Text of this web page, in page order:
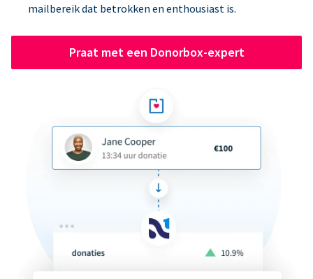
mailbereik dat betrokken en enthousiast is.
Praat met een Donorbox-expert